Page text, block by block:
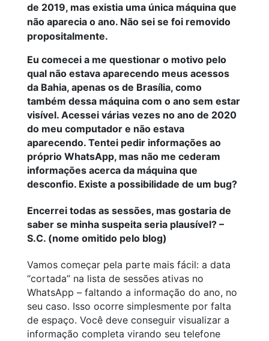
de 2019, mas existia uma única máquina que
não aparecia o ano. Não sei se foi removido
propositalmente.
Eu comecei a me questionar o motivo pelo
qual não estava aparecendo meus acessos
da Bahia, apenas os de Brasília, como
também dessa máquina com o ano sem estar
visível. Acessei várias vezes no ano de 2020
do meu computador e não estava
aparecendo. Tentei pedir informações ao
próprio WhatsApp, mas não me cederam
informações acerca da máquina que
desconfio. Existe a possibilidade de um bug?
Encerrei todas as sessões, mas gostaria de
saber se minha suspeita seria plausível? –
S.C. (nome omitido pelo blog)
Vamos começar pela parte mais fácil: a data
“cortada” na lista de sessões ativas no
WhatsApp – faltando a informação do ano, no
seu caso. Isso ocorre simplesmente por falta
de espaço. Você deve conseguir visualizar a
informação completa virando seu telefone